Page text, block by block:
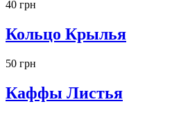
40 грн
Кольцо Крылья
50 грн
Каффы Листья